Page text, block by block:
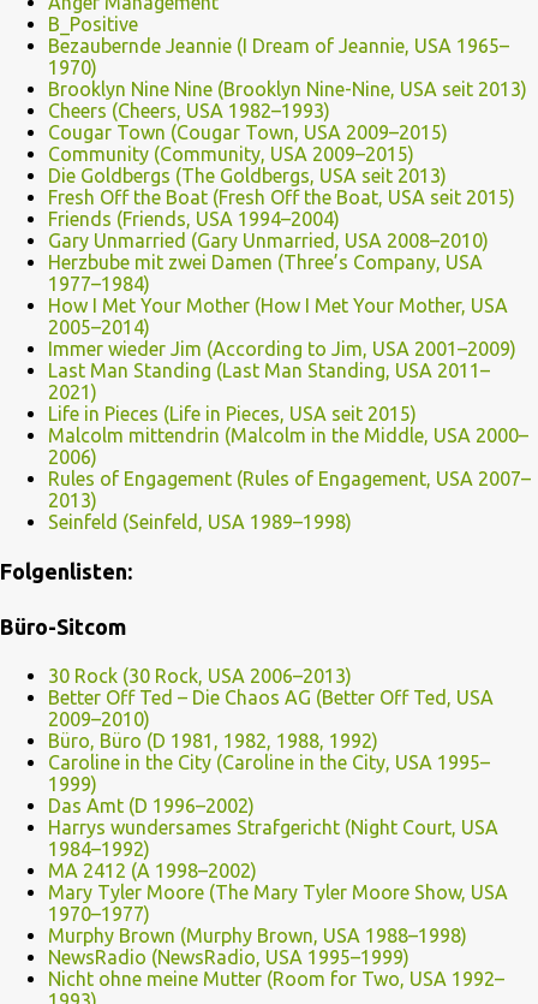
B_Positive
Bezaubernde Jeannie (I Dream of Jeannie, USA 1965–
1970)
Brooklyn Nine Nine (Brooklyn Nine-Nine, USA seit 2013)
Cheers (Cheers, USA 1982–1993)
Cougar Town (Cougar Town, USA 2009–2015)
Community (Community, USA 2009–2015)
Die Goldbergs (The Goldbergs, USA seit 2013)
Fresh Off the Boat (Fresh Off the Boat, USA seit 2015)
Friends (Friends, USA 1994–2004)
Gary Unmarried (Gary Unmarried, USA 2008–2010)
Herzbube mit zwei Damen (Three’s Company, USA
1977–1984)
How I Met Your Mother (How I Met Your Mother, USA
2005–2014)
Immer wieder Jim (According to Jim, USA 2001–2009)
Last Man Standing (Last Man Standing, USA 2011–
2021)
Life in Pieces (Life in Pieces, USA seit 2015)
Malcolm mittendrin (Malcolm in the Middle, USA 2000–
2006)
Rules of Engagement (Rules of Engagement, USA 2007–
2013)
Seinfeld (Seinfeld, USA 1989–1998)
Folgenlisten:
Büro-Sitcom
30 Rock (30 Rock, USA 2006–2013)
Better Off Ted – Die Chaos AG (Better Off Ted, USA
2009–2010)
Büro, Büro (D 1981, 1982, 1988, 1992)
Caroline in the City (Caroline in the City, USA 1995–
1999)
Das Amt (D 1996–2002)
Harrys wundersames Strafgericht (Night Court, USA
1984–1992)
MA 2412 (A 1998–2002)
Mary Tyler Moore (The Mary Tyler Moore Show, USA
1970–1977)
Murphy Brown (Murphy Brown, USA 1988–1998)
NewsRadio (NewsRadio, USA 1995–1999)
Nicht ohne meine Mutter (Room for Two, USA 1992–